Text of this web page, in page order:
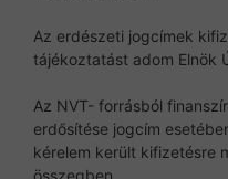
Az erdészeti jogcímek
tájékoztatást adom Elnök
Az NVT- forrásból
erdősítése jogcím
kérelem került kifizetésre
összegben.